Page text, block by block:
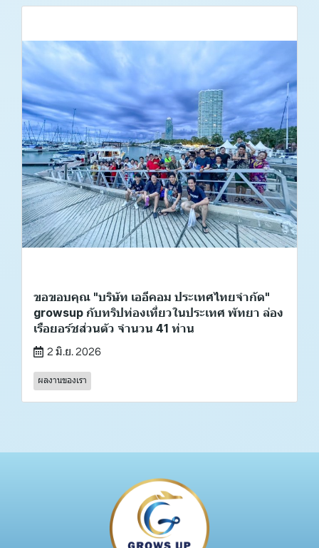
ขอขอบคุณ "บริษัท เออีคอม ประเทศไทยจำกัด"
growsup กับทริปท่องเที่ยวในประเทศ พัทยา ล่อง
เรือยอร์ชส่วนตัว จำนวน 41 ท่าน
2 มิ.ย. 2026
ผลงานของเรา